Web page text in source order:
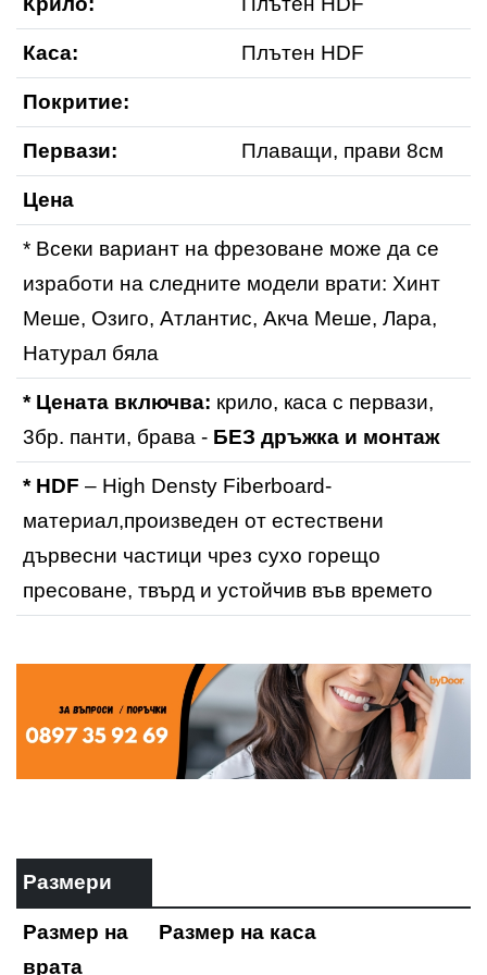
Каса: Плътен HDF
Покритие:
Первази: Плаващи, прави 8см
Цена
* Всеки вариант на фрезоване може да се
изработи на следните модели врати: Хинт
Меше, Озиго, Атлантис, Акча Меше, Лара,
Натурал бяла
* Цената включва: крило, каса с первази,
3бр. панти, брава - БЕЗ дръжка и монтаж
* HDF – High Densty Fiberboard-
материал,произведен от естествени
дървесни частици чрез сухо горещо
пресоване, твърд и устойчив във времето
Размери
Размер на
врата
Размер на каса